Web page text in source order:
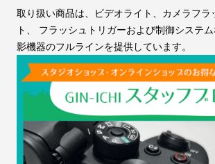
取り扱い商品は、ビデオライト、カメラフラ
ト、 フラッシュトリガーおよび制御システ
影機器のフルラインを提供しています。